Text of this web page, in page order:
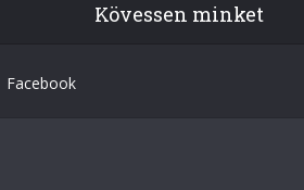
Kövessen minket
Facebook